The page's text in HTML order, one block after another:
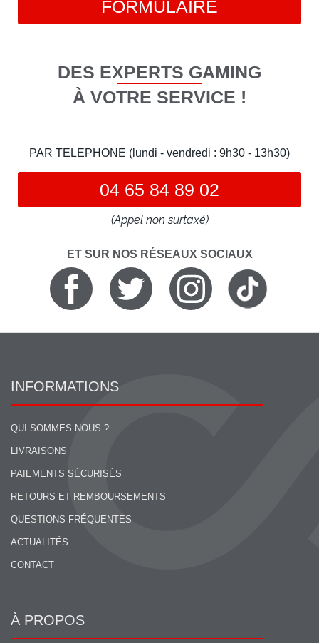
FORMULAIRE
DES EXPERTS GAMING
À VOTRE SERVICE !
PAR TELEPHONE (lundi - vendredi : 9h30 - 13h30)
04 65 84 89 02
(Appel non surtaxé)
ET SUR NOS RÉSEAUX SOCIAUX
INFORMATIONS
QUI SOMMES NOUS ?
LIVRAISONS
PAIEMENTS SÉCURISÉS
RETOURS ET REMBOURSEMENTS
QUESTIONS FRÉQUENTES
ACTUALITÉS
CONTACT
À PROPOS